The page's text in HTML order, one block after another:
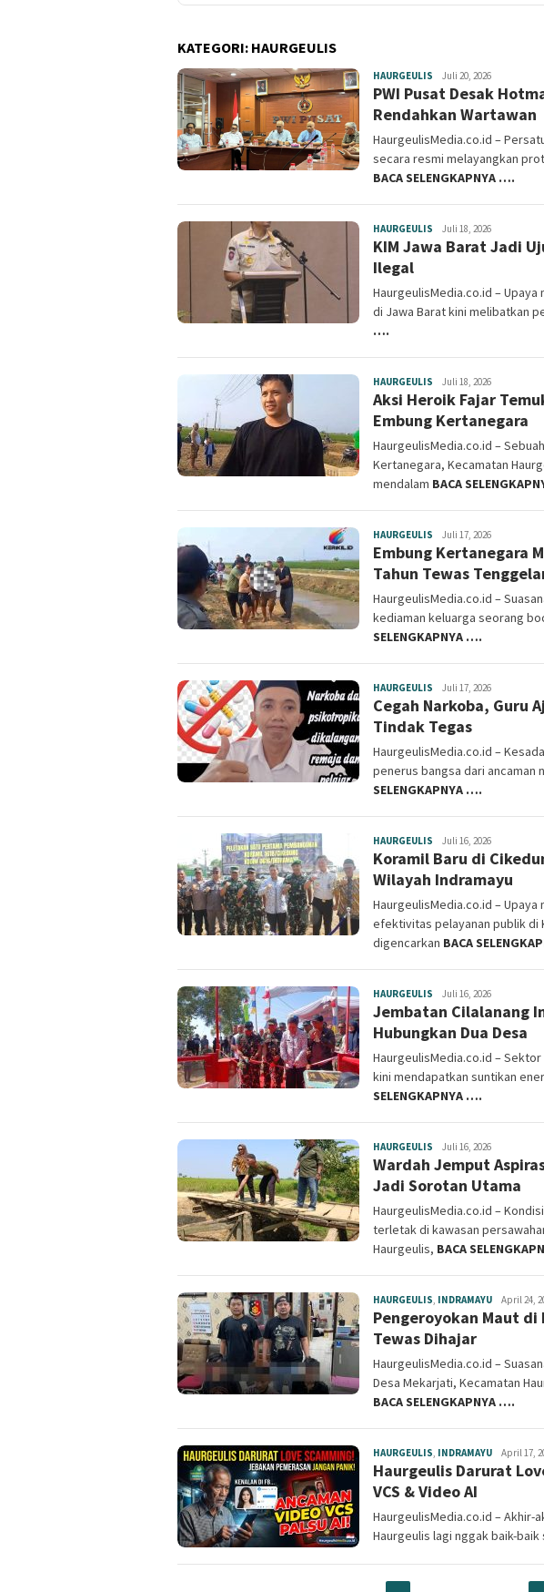
KATEGORI: HAURGEULIS
HAURGEULIS haurgeulismedia
Juli 20, 2026
PWI Pusat Desak
Rendahkan Wartawan
HaurgeulisMedia.co.id –
secara resmi melayangkan
BACA SELENGKAPNYA ….
HAURGEULIS haurgeulismedia
Juli 18, 2026
KIM Jawa Barat Jadi
Ilegal
HaurgeulisMedia.co.id –
di Jawa Barat kini melibatkan
….
HAURGEULIS haurgeulismedia
Juli 18, 2026
Aksi Heroik Fajar
Embung Kertanegara
HaurgeulisMedia.co.id –
Kertanegara, Kecamatan
mendalam BACA
HAURGEULIS haurgeulismedia
Juli 17, 2026
Embung Kertanegara
Tahun Tewas
HaurgeulisMedia.co.id –
kediaman keluarga seorang
SELENGKAPNYA ….
HAURGEULIS haurgeulismedia
Juli 17, 2026
Cegah Narkoba, Guru
Tindak Tegas
HaurgeulisMedia.co.id –
penerus bangsa dari ancaman
SELENGKAPNYA ….
HAURGEULIS haurgeulismedia
Juli 16, 2026
Koramil Baru di
Wilayah Indramayu
HaurgeulisMedia.co.id –
efektivitas pelayanan publik di
digencarkan BACA
HAURGEULIS haurgeulismedia
Juli 16, 2026
Jembatan Cilalanang
Hubungkan Dua Desa
HaurgeulisMedia.co.id –
kini mendapatkan suntikan
SELENGKAPNYA ….
HAURGEULIS haurgeulismedia
Juli 16, 2026
Wardah Jemput
Jadi Sorotan Utama
HaurgeulisMedia.co.id –
terletak di kawasan
Haurgeulis, BACA
HAURGEULIS, INDRAMAYU April 24,
Pengeroyokan Maut di
Tewas Dihajar
HaurgeulisMedia.co.id –
Desa Mekarjati, Kecamatan
BACA SELENGKAPNYA ….
HAURGEULIS, INDRAMAYU April 17,
Haurgeulis Darurat
VCS & Video AI
HaurgeulisMedia.co.id – Akhir-
Haurgeulis lagi nggak baik-baik